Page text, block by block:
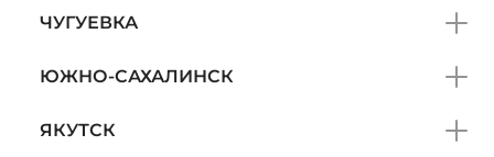
ЧУГУЕВКА
ЮЖНО-САХАЛИНСК
ЯКУТСК